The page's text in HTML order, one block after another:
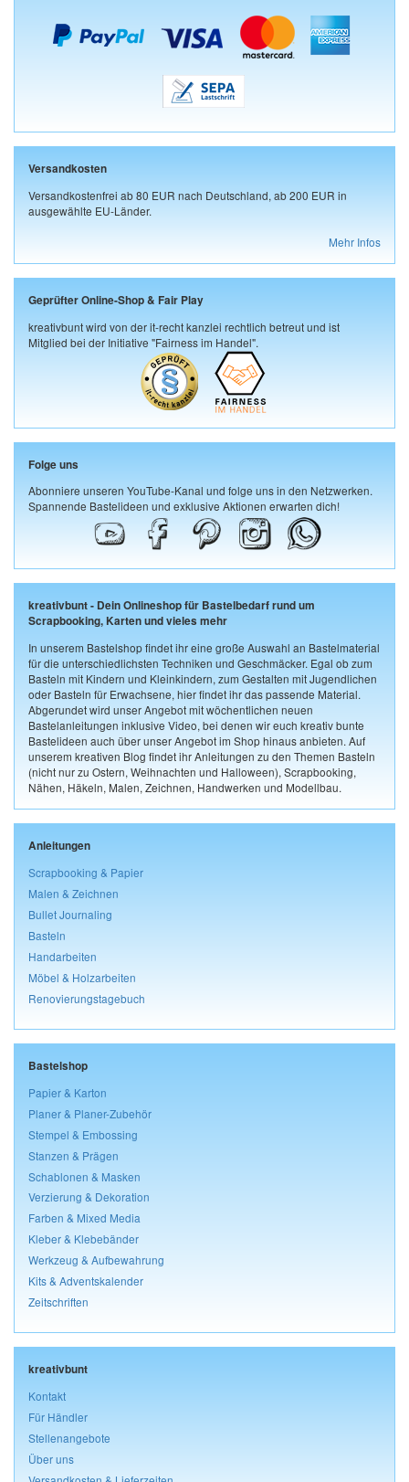
Versandkosten
Versandkostenfrei ab 80 EUR nach Deutschland, ab 200 EUR in
ausgewählte EU-Länder.
Mehr Infos
Geprüfter Online-Shop & Fair Play
kreativbunt wird von der it-recht kanzlei rechtlich betreut und ist
Mitglied bei der Initiative "Fairness im Handel".
Folge uns
Abonniere unseren YouTube-Kanal und folge uns in den Netzwerken.
Spannende Bastelideen und exklusive Aktionen erwarten dich!
kreativbunt - Dein Onlineshop für Bastelbedarf rund um
Scrapbooking, Karten und vieles mehr
In unserem Bastelshop findet ihr eine große Auswahl an Bastelmaterial
für die unterschiedlichsten Techniken und Geschmäcker. Egal ob zum
Basteln mit Kindern und Kleinkindern, zum Gestalten mit Jugendlichen
oder Basteln für Erwachsene, hier findet ihr das passende Material.
Abgerundet wird unser Angebot mit wöchentlichen neuen
Bastelanleitungen inklusive Video, bei denen wir euch kreativ bunte
Bastelideen auch über unser Angebot im Shop hinaus anbieten. Auf
unserem kreativen Blog findet ihr Anleitungen zu den Themen Basteln
(nicht nur zu Ostern, Weihnachten und Halloween), Scrapbooking,
Nähen, Häkeln, Malen, Zeichnen, Handwerken und Modellbau.
Anleitungen
Scrapbooking & Papier
Malen & Zeichnen
Bullet Journaling
Basteln
Handarbeiten
Möbel & Holzarbeiten
Renovierungstagebuch
Bastelshop
Papier & Karton
Planer & Planer-Zubehör
Stempel & Embossing
Stanzen & Prägen
Schablonen & Masken
Verzierung & Dekoration
Farben & Mixed Media
Kleber & Klebebänder
Werkzeug & Aufbewahrung
Kits & Adventskalender
Zeitschriften
kreativbunt
Kontakt
Für Händler
Stellenangebote
Über uns